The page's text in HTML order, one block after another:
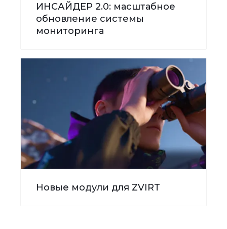
ИНСАЙДЕР 2.0: масштабное
обновление системы
мониторинга
Новые модули для ZVIRT